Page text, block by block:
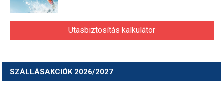
Utasbiztosítás kalkulátor
SZÁLLÁSAKCIÓK 2026/2027